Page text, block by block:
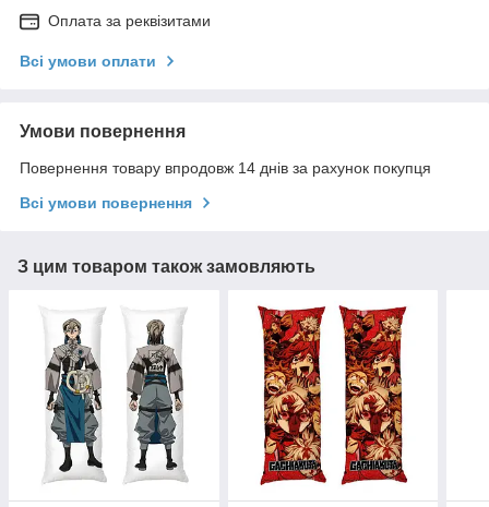
Оплата за реквізитами
Всі умови оплати
Умови повернення
Повернення товару впродовж 14 днів за рахунок покупця
Всі умови повернення
З цим товаром також замовляють